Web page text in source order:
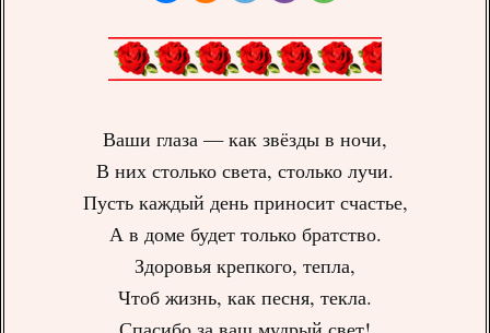
Ваши глаза — как звёзды в ночи,
В них столько света, столько лучи.
Пусть каждый день приносит счастье,
А в доме будет только братство.
Здоровья крепкого, тепла,
Чтоб жизнь, как песня, текла.